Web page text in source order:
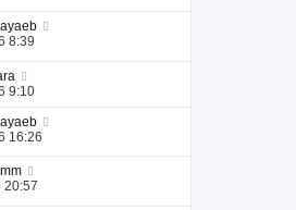
8:39
9:10
16:26
20:57